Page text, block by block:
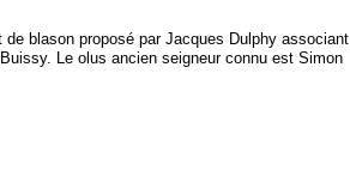
blason proposé par Jacques Dulphy associant
Le olus ancien seigneur connu est Simon